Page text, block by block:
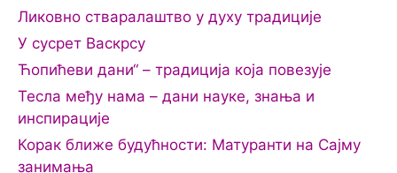
Ликовно стваралаштво у духу традиције
У сусрет Васкрсу
Ћопићеви дани“ – традиција која повезује
Тесла међу нама – дани науке, знања и
инспирације
Корак ближе будућности: Матуранти на Сајму
занимања